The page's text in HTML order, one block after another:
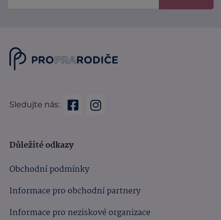
Sledujte nás:
Důležité odkazy
Obchodní podmínky
Informace pro obchodní partnery
Informace pro neziskové organizace